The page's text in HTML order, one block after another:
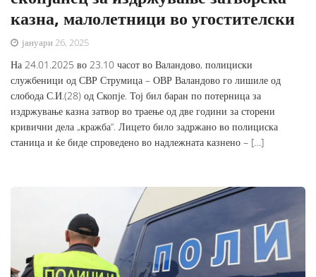
казна, малолетници во угостителски
јануари 26, 2025
На 24.01.2025 во 23.10 часот во Валандово, полициски
службеници од СВР Струмица – ОВР Валандово го лишиле од
слобода С.И.(28) од Скопје. Тој бил баран по потерница за
издржување казна затвор во траење од две години за сторени
кривични дела „кражба“. Лицето било задржано во полициска
станица и ќе биде спроведено во надлежната казнено – […]